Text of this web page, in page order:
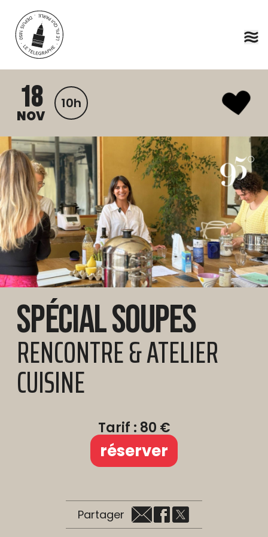
Aller au contenu principal
18
NOV
10h
Spécial soupes
RENCONTRE & ATELIER
CUISINE
Tarif : 80 €
réserver
Partager